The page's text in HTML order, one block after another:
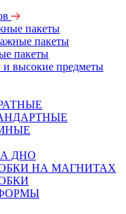
пакеты
пакеты
пакеты
высокие предметы
ДНО
НА МАГНИТАХ